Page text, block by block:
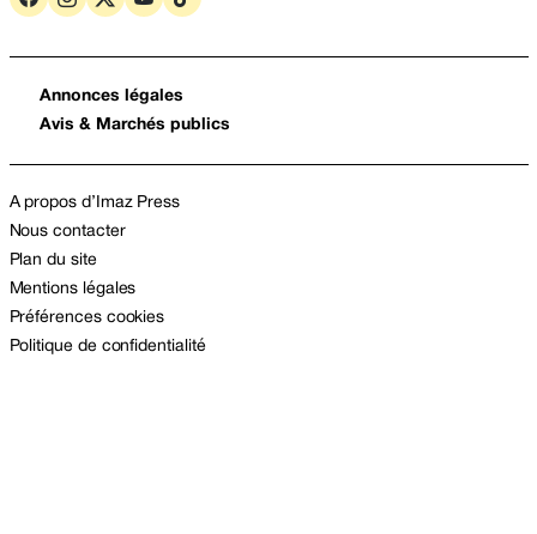
Annonces légales
Avis & Marchés publics
A propos d’Imaz Press
Nous contacter
Plan du site
Mentions légales
Préférences cookies
Politique de confidentialité